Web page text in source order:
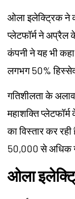
ओला इलेक्ट्रिक ने
प्लेटफॉर्म ने अप्रैल
कंपनी ने यह भी
लगभग 50%
गतिशीलता के
महाशक्ति
का विस्तार कर
50,000 से अधिक
ओला